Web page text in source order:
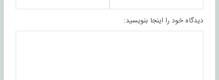
دیدگاه خود را اینجا بنویسید: